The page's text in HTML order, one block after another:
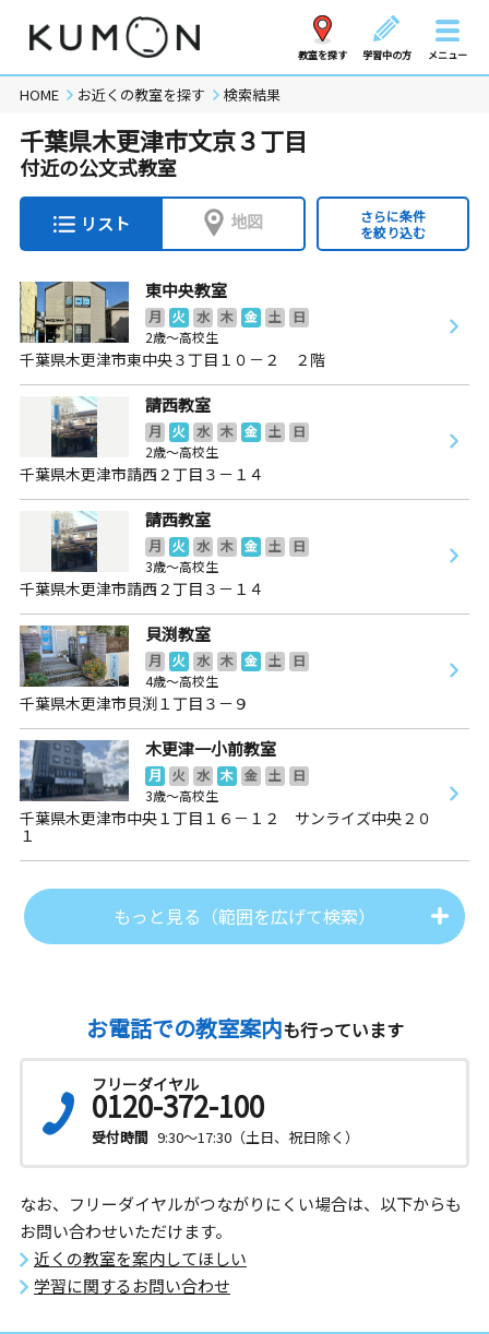
教室を探す 学習中の方 メニュー
HOME お近くの教室を探す 検索結果
千葉県木更津市文京３丁目
付近の公文式教室
リスト 地図
さらに条件
を絞り込む
東中央教室
月 火 水 木 金 土
日
2歳～高校生
千葉県木更津市東中央３丁目１０－２ ２階
請西教室
月 火 水 木 金 土
日
2歳～高校生
千葉県木更津市請西２丁目３－１４
請西教室
月 火 水 木 金 土
日
3歳～高校生
千葉県木更津市請西２丁目３－１４
貝渕教室
月 火 水 木 金 土
日
4歳～高校生
千葉県木更津市貝渕１丁目３－９
木更津一小前教室
月 火 水 木 金 土
日
3歳～高校生
千葉県木更津市中央１丁目１６－１２ サンライズ中央２０
１
もっと見る（範囲を広げて検索）
お電話での教室案内も行っています
フリーダイヤル
0120-372-100
受付時間 9:30～17:30（土日、祝日除く）
なお、フリーダイヤルがつながりにくい場合は、以下からも
お問い合わせいただけます。
近くの教室を案内してほしい
学習に関するお問い合わせ